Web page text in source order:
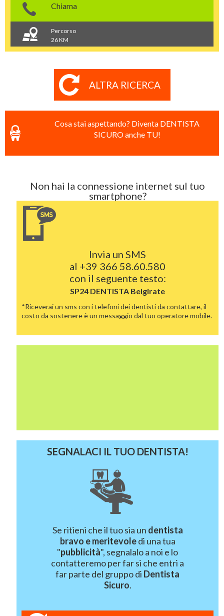
Chiama
Percorso
26 KM
ALTRA RICERCA
Cosa stai aspettando? Diventa DENTISTA
SICURO anche TU!
Non hai la connessione internet sul tuo
smartphone?
Invia un SMS
al +39 366 58.60.580
con il seguente testo:
SP24 DENTISTA Belgirate
*Riceverai un sms con i telefoni dei dentisti da contattare, il
costo da sostenere è un messaggio dal tuo operatore mobile.
SEGNALACI IL TUO DENTISTA!
Se ritieni che il tuo sia un dentista
bravo e meritevoledi una tua
"pubblicità", segnalalo a noi e lo
contatteremo per far si che entri a
far parte del gruppo di Dentista
Sicuro.